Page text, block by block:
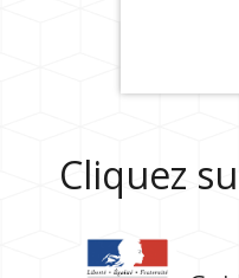
Cliquez